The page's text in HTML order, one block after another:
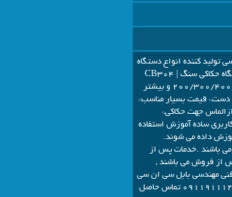
کننده انواع دستگاه
های حکاکی سنگ, چوپ , شیشه می باشددستگاه حکاکی سنگ CB304 |
CB606 | CB609 | CB618 | CB720 * توان حکاکی 200/300/400/500w و بیشتر
دست* قیمت بسیار مناسب*
جهت حکاکی*
ساده آموزش استفاده
داده می شوند.
می باشند .خدمات پس از
دارای 10 سال خدمات پس از فروش می باشند ,
فنی مهندسی بابل سی ان سی
قابل انجام است. جهت کسب اطلاعات بیشتر با شماره همراه 09119111228 تماس حاصل